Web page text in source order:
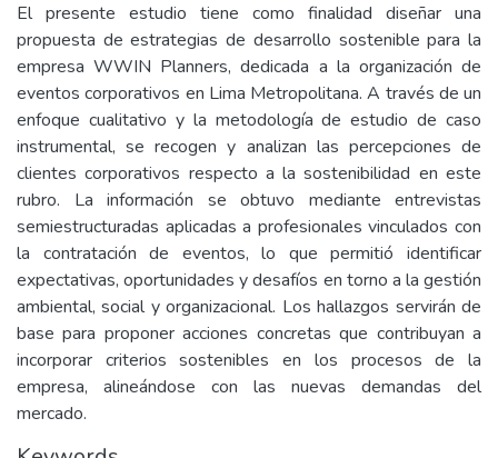
El presente estudio tiene como finalidad diseñar una
propuesta de estrategias de desarrollo sostenible para la
empresa WWIN Planners, dedicada a la organización de
eventos corporativos en Lima Metropolitana. A través de un
enfoque cualitativo y la metodología de estudio de caso
instrumental, se recogen y analizan las percepciones de
clientes corporativos respecto a la sostenibilidad en este
rubro. La información se obtuvo mediante entrevistas
semiestructuradas aplicadas a profesionales vinculados con
la contratación de eventos, lo que permitió identificar
expectativas, oportunidades y desafíos en torno a la gestión
ambiental, social y organizacional. Los hallazgos servirán de
base para proponer acciones concretas que contribuyan a
incorporar criterios sostenibles en los procesos de la
empresa, alineándose con las nuevas demandas del
mercado.